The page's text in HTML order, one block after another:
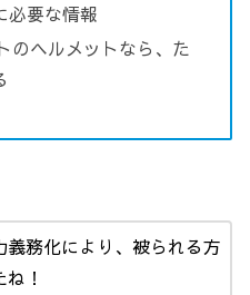
必要な情報
のヘルメットなら、た
義務化により、被られる方
！